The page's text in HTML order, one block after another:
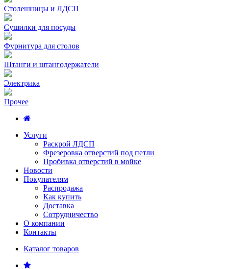
Столешницы и ЛДСП
Сушилки для посуды
Фурнитура для столов
Штанги и штангодержатели
Электрика
Прочее
Услуги
Раскрой ЛДСП
Фрезеровка отверстий под петли
Пробивка отверстий в мойке
Новости
Покупателям
Распродажа
Как купить
Доставка
Сотрудничество
О компании
Контакты
Каталог товаров